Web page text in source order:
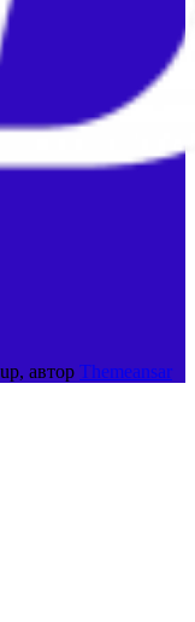
автор Themeansar